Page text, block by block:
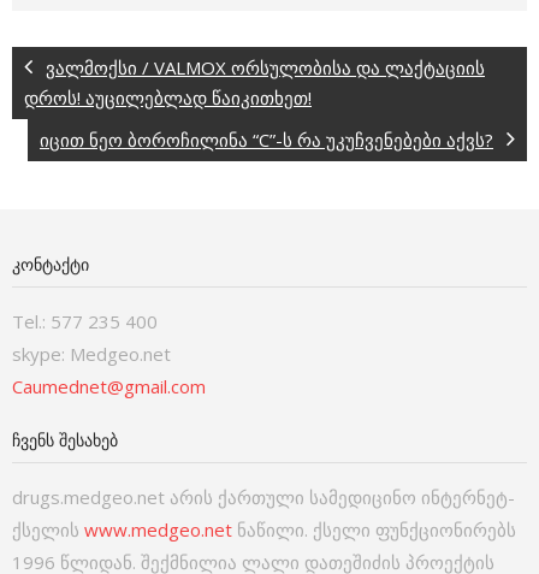
ვალმოქსი / VALMOX ორსულობისა და ლაქტაციის
დროს! აუცილებლად წაიკითხეთ!
იცით ნეო ბოროჩილინა “C”-ს რა უკუჩვენებები აქვს?
ᲙᲝᲜᲢᲐᲥᲢᲘ
Tel.: 577 235 400
skype: Medgeo.net
Caumednet@gmail.com
ᲩᲕᲔᲜᲡ ᲨᲔᲡᲐᲮᲔᲑ
drugs.medgeo.net არის ქართული სამედიცინო ინტერნეტ-
ქსელის www.medgeo.net ნაწილი. ქსელი ფუნქციონირებს
1996 წლიდან. შექმნილია ლალი დათეშიძის პროექტის